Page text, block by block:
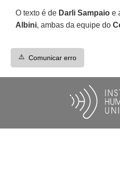
O texto é de Darli Sampaio e
Albini, ambas da equipe do
⚠️ Comunicar erro